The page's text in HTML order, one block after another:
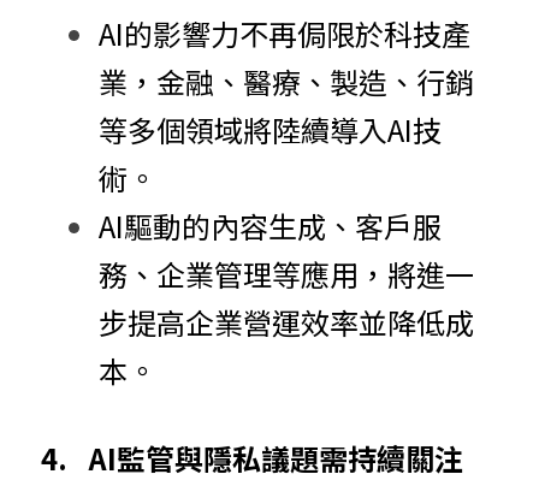
AI的影響力不再侷限於科技產
業，金融、醫療、製造、行銷
等多個領域將陸續導入AI技
術。
AI驅動的內容生成、客戶服
務、企業管理等應用，將進一
步提高企業營運效率並降低成
本。
4.	AI監管與隱私議題需持續關注